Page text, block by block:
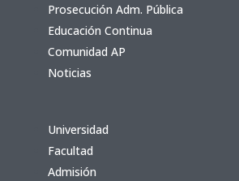
Prosecución Adm. Pública
Educación Continua
Comunidad AP
Noticias
Universidad
Facultad
Admisión